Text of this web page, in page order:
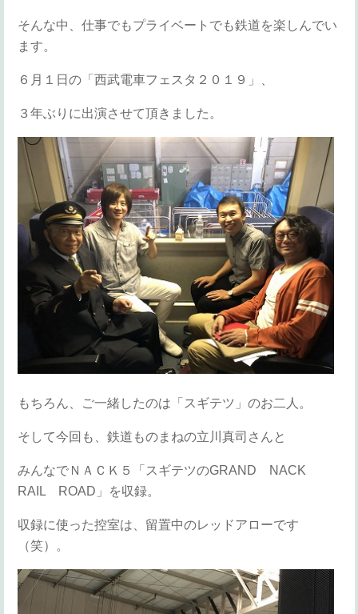
そんな中、仕事でもプライベートでも鉄道を楽しんでい
ます。
６月１日の「西武電車フェスタ２０１９」、
３年ぶりに出演させて頂きました。
もちろん、ご一緒したのは「スギテツ」のお二人。
そして今回も、鉄道ものまねの立川真司さんと
みんなでＮＡＣＫ５「スギテツのGRAND NACK
RAIL ROAD」を収録。
収録に使った控室は、留置中のレッドアローです
（笑）。